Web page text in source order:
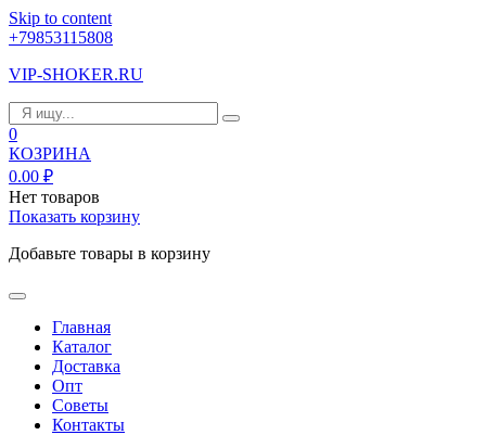
Skip to content
+79853115808
VIP-SHOKER.RU
0
КОЗРИНА
0.00 ₽
Нет товаров
Показать корзину
Добавьте товары в корзину
Главная
Каталог
Доставка
Опт
Советы
Контакты